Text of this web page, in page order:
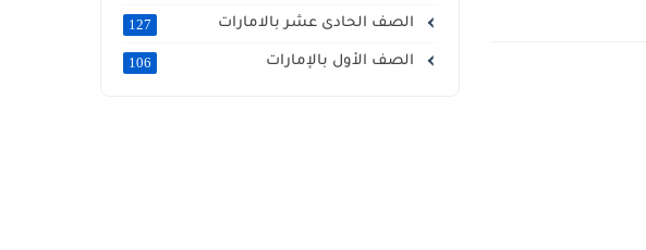
الصف الحادى عشر بالامارات 127
الصف الأول بالإمارات 106